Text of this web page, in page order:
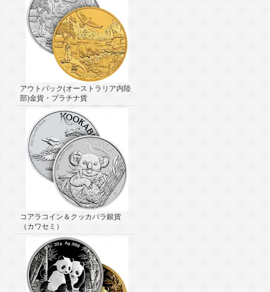
アウトバック(オーストラリア内陸
部)金貨・プラチナ貨
コアラコイン＆クッカバラ銀貨
（カワセミ）